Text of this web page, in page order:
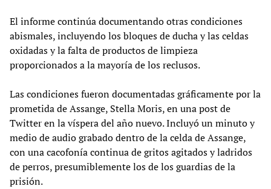
El informe continúa documentando otras condiciones
abismales, incluyendo los bloques de ducha y las celdas
oxidadas y la falta de productos de limpieza
proporcionados a la mayoría de los reclusos.
Las condiciones fueron documentadas gráficamente por la
prometida de Assange, Stella Moris, en una post de
Twitter en la víspera del año nuevo. Incluyó un minuto y
medio de audio grabado dentro de la celda de Assange,
con una cacofonía continua de gritos agitados y ladridos
de perros, presumiblemente los de los guardias de la
prisión.